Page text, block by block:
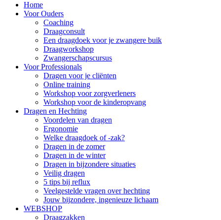
Home
Voor Ouders
Coaching
Draagconsult
Een draagdoek voor je zwangere buik
Draagworkshop
Zwangerschapscursus
Voor Professionals
Dragen voor je cliënten
Online training
Workshop voor zorgverleners
Workshop voor de kinderopvang
Dragen en Hechting
Voordelen van dragen
Ergonomie
Welke draagdoek of -zak?
Dragen in de zomer
Dragen in de winter
Dragen in bijzondere situaties
Veilig dragen
5 tips bij reflux
Veelgestelde vragen over hechting
Jouw bijzondere, ingenieuze lichaam
WEBSHOP
Draagzakken